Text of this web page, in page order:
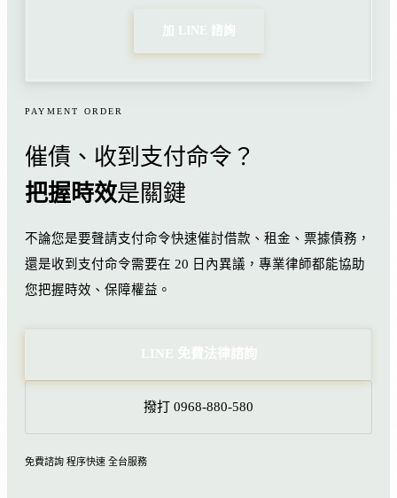
PAYMENT ORDER
催債、收到支付命令？
把握時效是關鍵
不論您是要聲請支付命令快速催討借款、租金、票據債務，
還是收到支付命令需要在 20 日內異議，專業律師都能協助
您把握時效、保障權益。
LINE 免費法律諮詢
撥打 0968-880-580
免費諮詢 程序快速 全台服務
加 LINE 諮詢